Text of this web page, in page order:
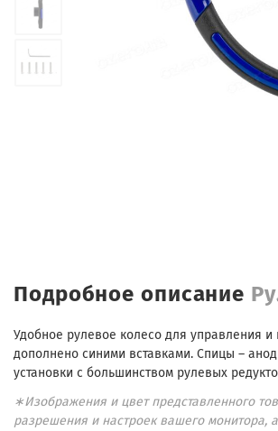
Подробное описание
Удобное рулевое колесо для управления
дополнено синими вставками. Спицы –
установки с большинством рулевых
∗Изображения и цвет представленного
разрешения и настроек вашего монитора,